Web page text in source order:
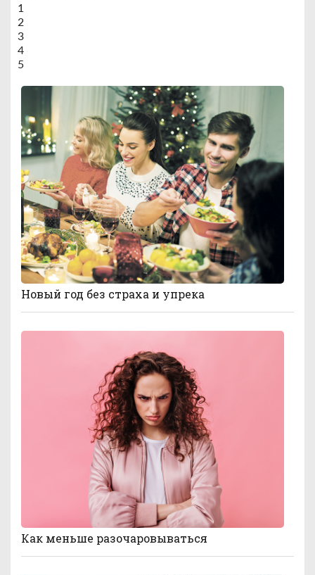
1
2
3
4
5
Новый год без страха и упрека
Как меньше разочаровываться